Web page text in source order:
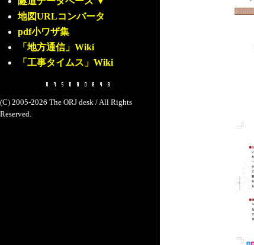
地図URLコンバータ
pdf小ワザ集
「地方通信」Wiki
「工事タイムス」Wiki
(C) 2005-2026 The ORJ desk / All Rights
Reserved.